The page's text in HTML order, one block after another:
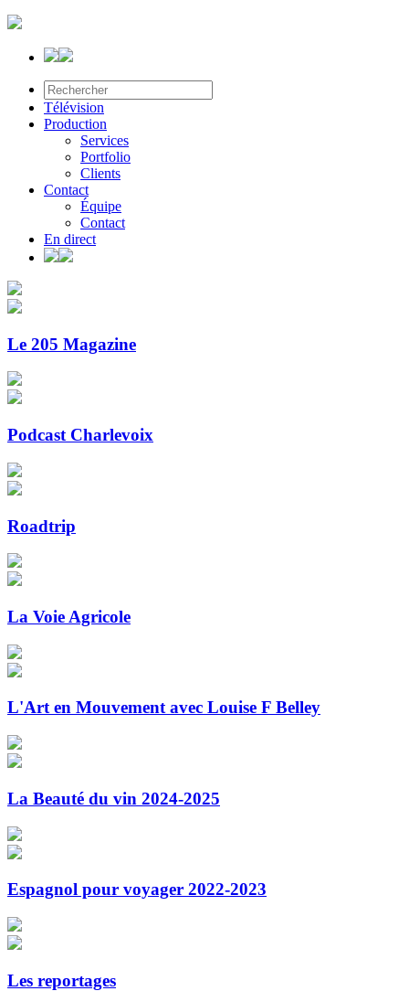
Télévision
Production
Services
Portfolio
Clients
Contact
Équipe
Contact
En direct
Le 205 Magazine
Podcast Charlevoix
Roadtrip
La Voie Agricole
L'Art en Mouvement avec Louise F Belley
La Beauté du vin 2024-2025
Espagnol pour voyager 2022-2023
Les reportages